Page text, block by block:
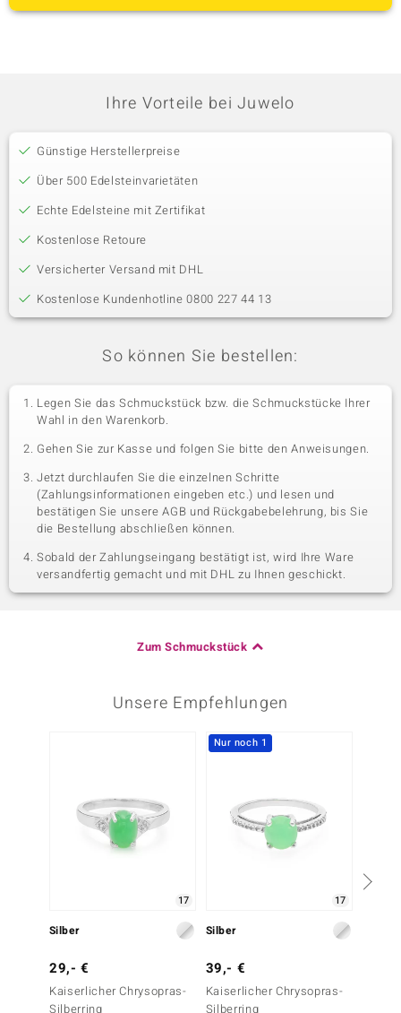
Ihre Vorteile bei Juwelo
Günstige Herstellerpreise
Über 500 Edelsteinvarietäten
Echte Edelsteine mit Zertifikat
Kostenlose Retoure
Versicherter Versand mit DHL
Kostenlose Kundenhotline 0800 227 44 13
So können Sie bestellen:
Legen Sie das Schmuckstück bzw. die Schmuckstücke Ihrer
Wahl in den Warenkorb.
Gehen Sie zur Kasse und folgen Sie bitte den Anweisungen.
Jetzt durchlaufen Sie die einzelnen Schritte
(Zahlungsinformationen eingeben etc.) und lesen und
bestätigen Sie unsere AGB und Rückgabebelehrung, bis Sie
die Bestellung abschließen können.
Sobald der Zahlungseingang bestätigt ist, wird Ihre Ware
versandfertig gemacht und mit DHL zu Ihnen geschickt.
Zum Schmuckstück
Unsere Empfehlungen
17
Silber
29,- €
Kaiserlicher Chrysopras-
Silberring
Nur noch 1
17
Silber
39,- €
Kaiserlicher Chrysopras-
Silberring